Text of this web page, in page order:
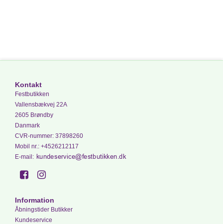
Kontakt
Festbutikken
Vallensbækvej 22A
2605 Brøndby
Danmark
CVR-nummer: 37898260
Mobil nr. : +4526212117
E-mail:
Information
Åbningstider Butikker
Kundeservice